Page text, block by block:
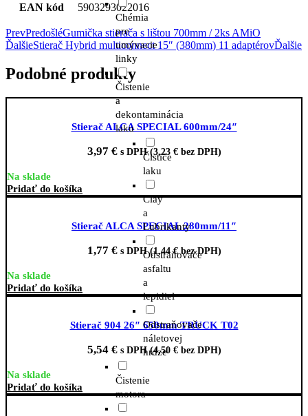
Chémia
pre
umývacie
linky
Čistenie
a
dekontaminácia
laku
Čističe
laku
Clay
a
Lubrikanty
Odstraňovače
asfaltu
a
lepidiel
Odstraňovače
náletovej
hrdze
Čistenie
motora
EAN kód 5903293022016
PrevPredošléGumička stierača s lištou 700mm / 2ks AMiO
ĎalšieStierač Hybrid multiconnect 15″ (380mm) 11 adaptérovĎalšie
Podobné produkty
Stierač ALCA SPECIAL 600mm/24″
3,97 € s DPH (3,23 €bez DPH)
Na sklade
Pridať do košíka
Stierač ALCA SPECIAL 280mm/11″
1,77 € s DPH (1,44€bez DPH)
Na sklade
Pridať do košíka
Stierač 904 26″ 650mm TRUCK T02
5,54 € s DPH (4,50 €bez DPH)
Na sklade
Pridať do košíka